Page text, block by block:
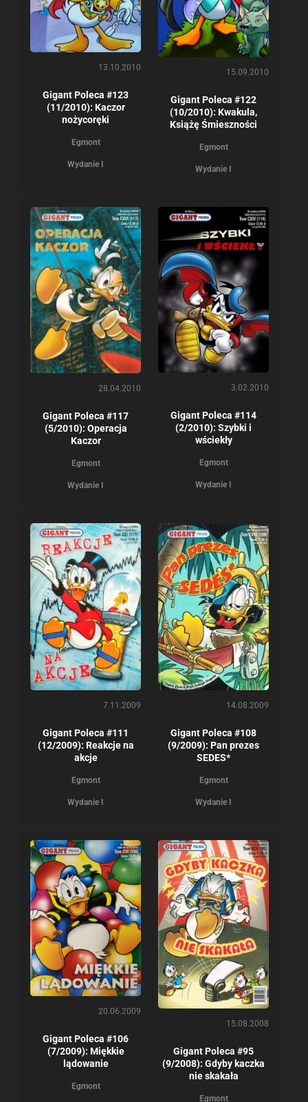
13.10.2010
Gigant Poleca #123
(11/2010): Kaczor
nożycoręki
Egmont
Wydanie I
15.09.2010
Gigant Poleca #122
(10/2010): Kwakula,
Książę Śmieszności
Egmont
Wydanie I
28.04.2010
Gigant Poleca #117
(5/2010): Operacja
Kaczor
Egmont
Wydanie I
3.02.2010
Gigant Poleca #114
(2/2010): Szybki i
wściekły
Egmont
Wydanie I
7.11.2009
Gigant Poleca #111
(12/2009): Reakcje na
akcje
Egmont
Wydanie I
14.08.2009
Gigant Poleca #108
(9/2009): Pan prezes
SEDES*
Egmont
Wydanie I
20.06.2009
Gigant Poleca #106
(7/2009): Miękkie
lądowanie
Egmont
15.08.2008
Gigant Poleca #95
(9/2008): Gdyby kaczka
nie skakała
Egmont